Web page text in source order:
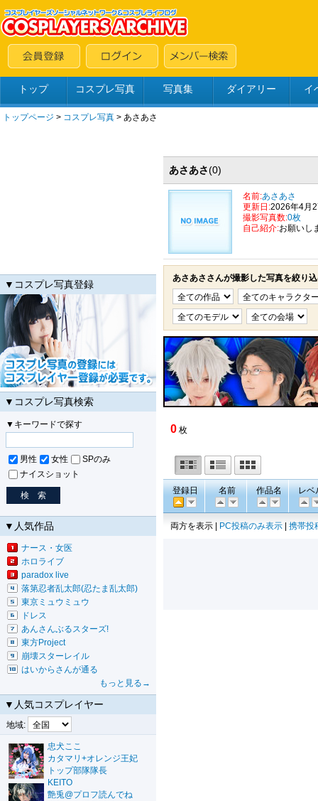
トップ コスプレ写真 写真集 ダイアリー イ
トップページ > コスプレ写真 > あさあさ
▼コスプレ写真登録
▼コスプレ写真検索
▼キーワードで探す
男性 女性
SPのみ
ナイスショット
▼人気作品
ナース・女医
ホロライブ
paradox live
落第忍者乱太郎(忍たま乱太郎)
東京ミュウミュウ
ドレス
あんさんぶるスターズ!
東方Project
崩壊スターレイル
はいからさんが通る
もっと見る→
▼人気コスプレイヤー
地域:
忠犬ここ
カタマリ+オレンジ王妃
トップ部隊隊長
KEITO
艶兎@プロフ読んでね
あさあさ(0)
名前:あさあさ
更新日:2026年4月
撮影写真数:0枚
自己紹介:お願いし
あさあささんが撮影した写真を絞り
0 枚
登録日 名前 作品名 レベ
両方を表示 | PC投稿のみ表示 携帯投